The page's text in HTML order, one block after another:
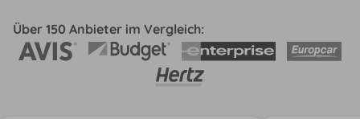
Über 150 Anbieter im Vergleich: